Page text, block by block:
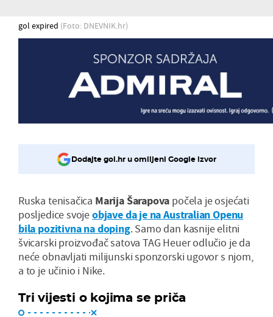
gol expired (Foto: DNEVNIK.hr)
Dodajte gol.hr u omiljeni Google izvor
Ruska tenisačica Marija Šarapova počela je osjećati
posljedice svojeobjave da je na Australian Openu
bila pozitivna na doping. Samo dan kasnije elitni
švicarski proizvođač satova TAG Heuer odlučio je da
neće obnavljati milijunski sponzorski ugovor s njom,
a to je učinio i Nike.
Tri vijesti o kojima se priča